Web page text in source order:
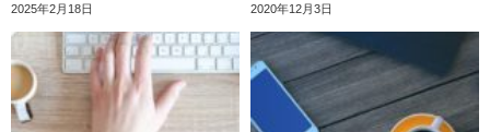
2025年2月18日 2020年12月3日